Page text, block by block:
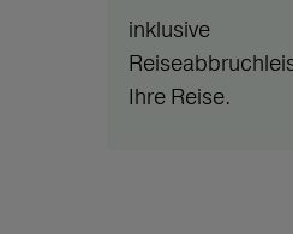
inklusive
Ihre Reise.